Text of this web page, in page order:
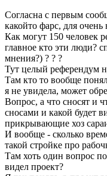
Согласна с первым
какойто фарс, для
Как могут 150 человек
главное кто эти люди?
мнения?) ? ? ?
Тут целый референдум
Там кто то вообще
я не увидела, может
Вопрос, а что сносят и
сносами и какой будет
прикрывающие хоз
И вообще - сколько
такой стройке про
Там хоть один вопрос
видел проект?